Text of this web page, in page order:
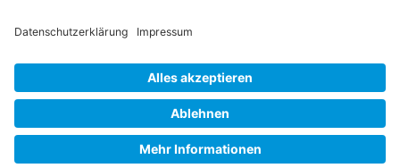
CommuniBIT
Datenschutzerklärung
Impressum